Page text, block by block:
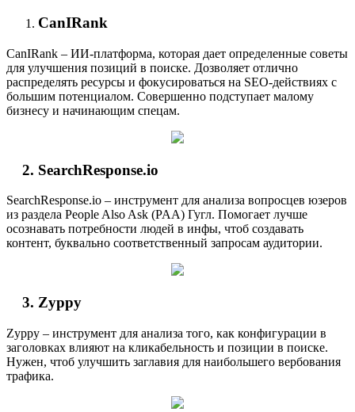
CanIRank
CanIRank – ИИ-платформа, которая дает определенные советы
для улучшения позиций в поиске. Дозволяет отлично
распределять ресурсы и фокусироваться на SEO-действиях с
большим потенциалом. Совершенно подступает малому
бизнесу и начинающим спецам.
SearchResponse.io
SearchResponse.io – инструмент для анализа вопросцев юзеров
из раздела People Also Ask (PAA) Гугл. Помогает лучше
осознавать потребности людей в инфы, чтоб создавать
контент, буквально соответственный запросам аудитории.
Zyppy
Zyppy – инструмент для анализа того, как конфигурации в
заголовках влияют на кликабельность и позиции в поиске.
Нужен, чтоб улучшить заглавия для наибольшего вербования
трафика.